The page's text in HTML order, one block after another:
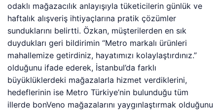
odaklı mağazacılık anlayışıyla tüketicilerin günlük ve
haftalık alışveriş ihtiyaçlarına pratik çözümler
sunduklarını belirtti. Özkan, müşterilerden en sık
duydukları geri bildirimin “Metro markalı ürünleri
mahallemize getirdiniz, hayatımızı kolaylaştırdınız.”
olduğunu ifade ederek, İstanbul’da farklı
büyüklüklerdeki mağazalarla hizmet verdiklerini,
hedeflerinin ise Metro Türkiye’nin bulunduğu tüm
illerde bonVeno mağazalarını yaygınlaştırmak olduğunu